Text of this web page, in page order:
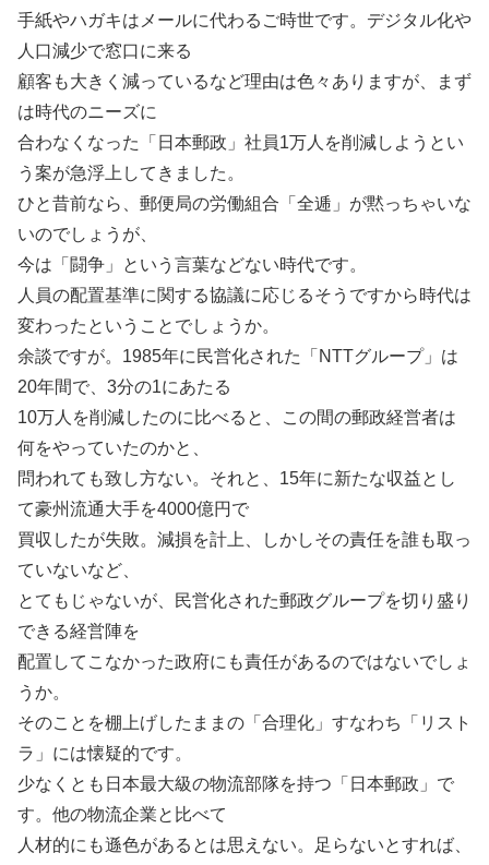
手紙やハガキはメールに代わるご時世です。デジタル化や
人口減少で窓口に来る
顧客も大きく減っているなど理由は色々ありますが、まず
は時代のニーズに
合わなくなった「日本郵政」社員1万人を削減しようとい
う案が急浮上してきました。
ひと昔前なら、郵便局の労働組合「全逓」が黙っちゃいな
いのでしょうが、
今は「闘争」という言葉などない時代です。
人員の配置基準に関する協議に応じるそうですから時代は
変わったということでしょうか。
余談ですが。1985年に民営化された「NTTグループ」は
20年間で、3分の1にあたる
10万人を削減したのに比べると、この間の郵政経営者は
何をやっていたのかと、
問われても致し方ない。それと、15年に新たな収益とし
て豪州流通大手を4000億円で
買収したが失敗。減損を計上、しかしその責任を誰も取っ
ていないなど、
とてもじゃないが、民営化された郵政グループを切り盛り
できる経営陣を
配置してこなかった政府にも責任があるのではないでしょ
うか。
そのことを棚上げしたままの「合理化」すなわち「リスト
ラ」には懐疑的です。
少なくとも日本最大級の物流部隊を持つ「日本郵政」で
す。他の物流企業と比べて
人材的にも遜色があるとは思えない。足らないとすれば、